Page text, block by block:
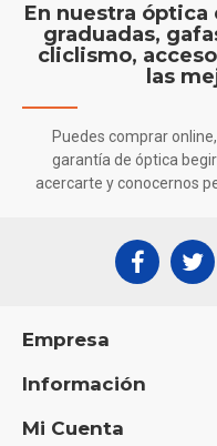
En nuestra óptica
graduadas,
cliclismo,
las
Puedes comprar
garantía de óptica
acercarte y conocernos
Empresa
Información
Mi Cuenta